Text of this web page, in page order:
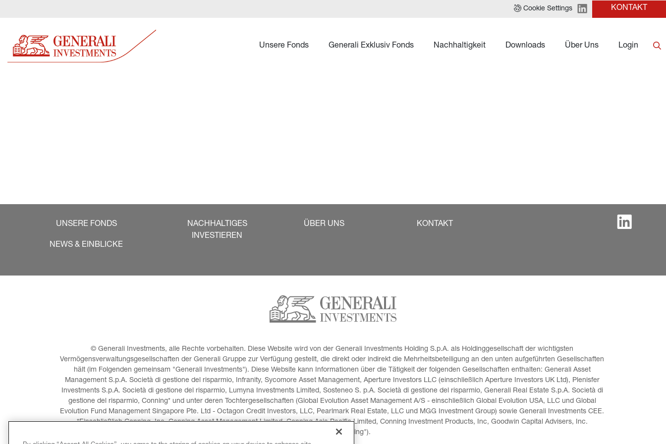
Cookie Settings KONTAKT
Unsere Fonds Generali Exklusiv Fonds Nachhaltigkeit Downloads Über Uns Login
UNSERE FONDS
NEWS & EINBLICKE
NACHHALTIGES
INVESTIEREN
ÜBER UNS KONTAKT
© Generali Investments, alle Rechte vorbehalten. Diese Website wird von der Generali Investments Holding S.p.A. als Holdinggesellschaft der wichtigsten
Vermögensverwaltungsgesellschaften der Generali Gruppe zur Verfügung gestellt, die direkt oder indirekt die Mehrheitsbeteiligung an den unten aufgeführten Gesellschaften
hält (im Folgenden gemeinsam "Generali Investments"). Diese Website kann Informationen über die Tätigkeit der folgenden Gesellschaften enthalten: Generali Asset
Management S.p.A. Società di gestione del risparmio, Infranity, Sycomore Asset Management, Aperture Investors LLC (einschließlich Aperture Investors UK Ltd), Plenisfer
Investments S.p.A. Società di gestione del risparmio, Lumyna Investments Limited, Sosteneo S. p.A. Società di gestione del risparmio, Generali Real Estate S.p.A. Società di
gestione del risparmio, Conning* und unter deren Tochtergesellschaften (Global Evolution Asset Management A/S - einschließlich Global Evolution USA, LLC und Global
Evolution Fund Management Singapore Pte. Ltd - Octagon Credit Investors, LLC, Pearlmark Real Estate, LLC und MGG Investment Group) sowie Generali Investments CEE.
*Einschließlich Conning, Inc, Conning Asset Management Limited, Conning Asia Pacific Limited, Conning Investment Products, Inc, Goodwin Capital Advisers, Inc.
(zusammen "Conning").